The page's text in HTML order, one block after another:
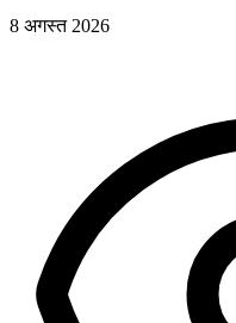
8 अगस्त 2026